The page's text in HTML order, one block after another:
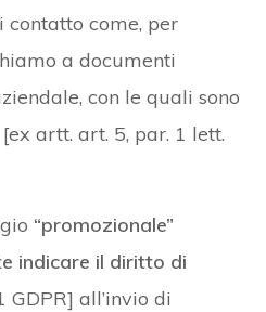
come, per
a documenti
con le quali sono
artt. art. 5, par. 1 lett.
“promozionale”
indicare il diritto di
GDPR] all’invio di